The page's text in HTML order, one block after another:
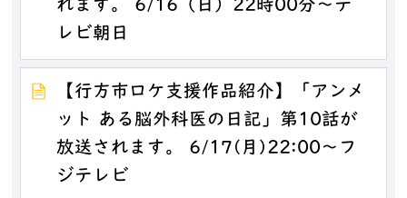
れます。 6/16（日）22時00分～テ
レビ朝日
【行方市ロケ支援作品紹介】「アンメ
ット ある脳外科医の日記」第10話が
放送されます。 6/17(月)22:00～フ
ジテレビ